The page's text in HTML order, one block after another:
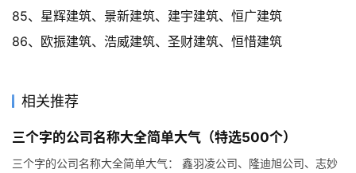
85、星辉建筑、景新建筑、建宇建筑、恒广建筑
86、欧振建筑、浩威建筑、圣财建筑、恒惜建筑
相关推荐
三个字的公司名称大全简单大气（特选500个）
三个字的公司名称大全简单大气： 鑫羽凌公司、隆迪旭公司、志妙